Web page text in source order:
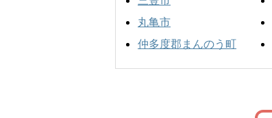
丸亀市
仲多度郡まんのう町